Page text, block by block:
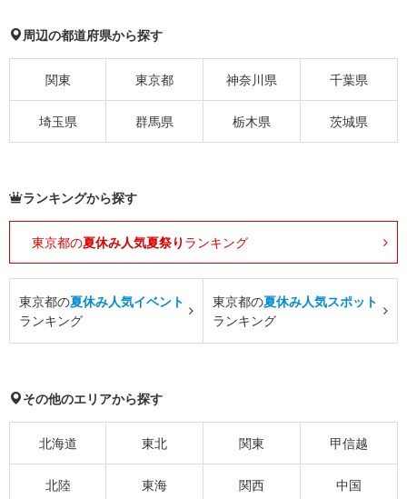
周辺の都道府県から探す
関東 東京都 神奈川県 千葉県
埼玉県 群馬県 栃木県 茨城県
ランキングから探す
東京都の夏休み人気夏祭り ランキング
東京都の夏休み人気イベント
ランキング
東京都の夏休み人気スポット
ランキング
その他のエリアから探す
北海道 東北 関東 甲信越
北陸 東海 関西 中国